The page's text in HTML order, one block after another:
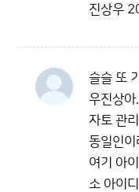
진상우
슬슬 또
우진상아
자토 관
동일인이
여기 아
소 아이